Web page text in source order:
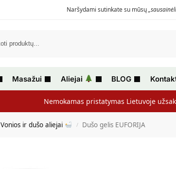
Naršydami sutinkate su mūsų
Masažui Aliejai BLOG
Nemokamas pristatymas Lietuvoje
Vonios ir dušo aliejai / Dušo gelis EUFORIJA